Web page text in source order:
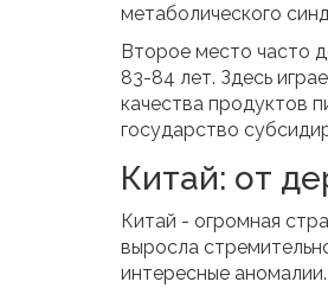
метаболического
Второе место часто
83-84 лет. Здесь
качества продуктов
государство
Китай: от
Китай - огромная
выросла
интересные аномалии.